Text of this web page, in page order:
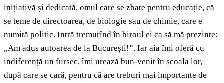
inițiativă și dedicată, omul care se zbate pentru educație, că
se teme de directoarea, de biologie sau de chimie, care e
numită politic. Intră tremurînd în biroul ei ca să mă prezinte:
„Am adus autoarea de la București!”. Iar aia îmi oferă cu
indiferență un fursec, îmi urează bun-venit în școala lor,
după care se cară, pentru că are treburi mai importante de